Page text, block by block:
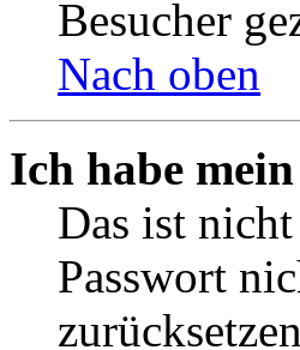
Besucher
Nach oben
Ich habe
Das ist
Passwort